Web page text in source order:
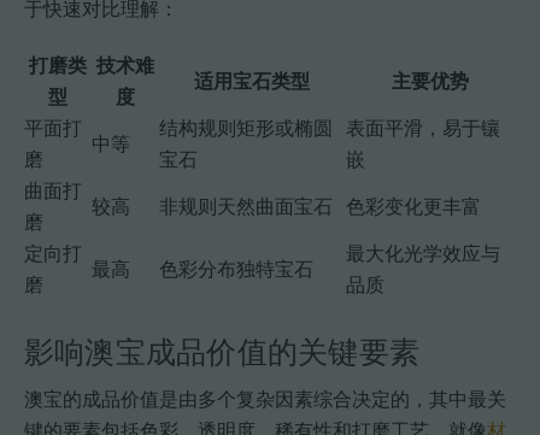
于快速对比理解：
打磨类
型
技术难
度
适用宝石类型
主要优势
平面打
磨
中等
结构规则矩形或椭圆
宝石
表面平滑，易于镶
嵌
曲面打
磨
较高 非规则天然曲面宝石
色彩变化更丰富
定向打
磨
最高 色彩分布独特宝石
最大化光学效应与
品质
影响澳宝成品价值的关键要素
澳宝的成品价值是由多个复杂因素综合决定的，其中最关